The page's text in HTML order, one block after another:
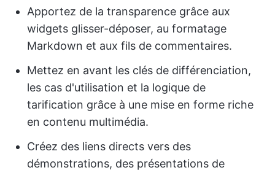
Apportez de la transparence grâce aux
widgets glisser-déposer, au formatage
Markdown et aux fils de commentaires.
Mettez en avant les clés de différenciation,
les cas d'utilisation et la logique de
tarification grâce à une mise en forme riche
en contenu multimédia.
Créez des liens directs vers des
démonstrations, des présentations de